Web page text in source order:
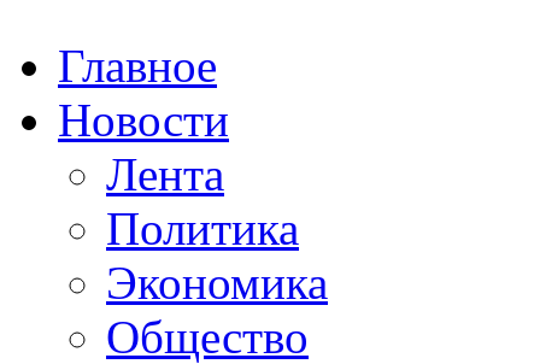
Главное
Новости
Лента
Политика
Экономика
Общество